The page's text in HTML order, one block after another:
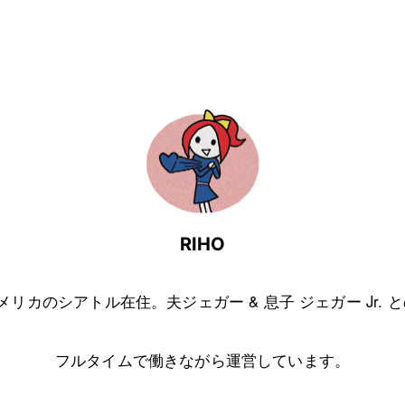
RIHO
リカのシアトル在住。夫ジェガー & 息子 ジェガー Jr. と
フルタイムで働きながら運営しています。